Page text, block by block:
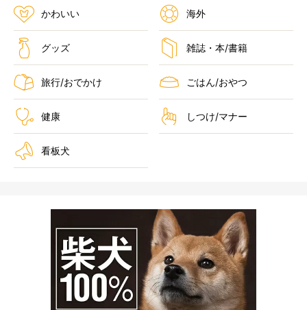
かわいい 海外
グッズ 雑誌・本/書籍
旅行/おでかけ ごはん/おやつ
健康 しつけ/マナー
看板犬